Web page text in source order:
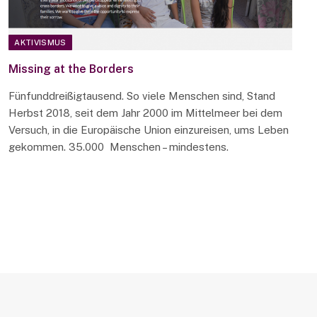
AKTIVISMUS
Missing at the Borders
Fünfunddreißigtausend. So viele Menschen sind, Stand
Herbst 2018, seit dem Jahr 2000 im Mittelmeer bei dem
Versuch, in die Europäische Union einzureisen, ums Leben
gekommen. 35.000 Menschen – mindestens.